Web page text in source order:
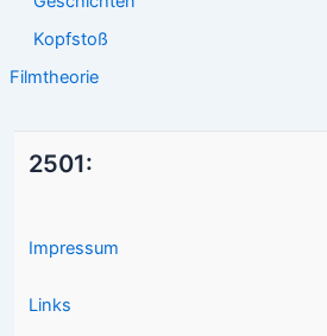
Kopfstoß
Filmtheorie
2501:
Impressum
Links